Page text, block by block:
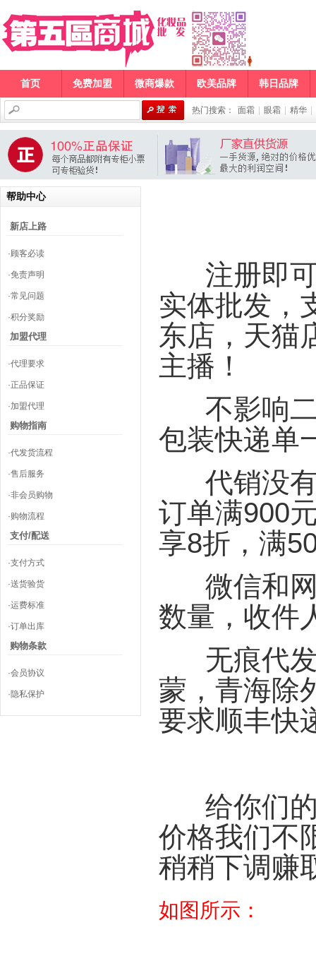
首页 免费加盟 微商爆款 欧美品牌 韩日品牌
热门搜索： 面霜 眼霜 精华
帮助中心
新店上路
·顾客必读
·免责声明
·常见问题
·积分奖励
加盟代理
·代理要求
·正品保证
·加盟代理
购物指南
·代发货流程
·售后服务
·非会员购物
·购物流程
支付/配送
·支付方式
·送货验货
·运费标准
·订单出库
购物条款
·会员协议
·隐私保护
注册即
实体批发，
东店，天猫
主播！
不影响
包装快递单
代销没
订单满900
享8折，满
微信和
数量，收件
无痕代发
蒙，青海除
要求顺丰快
给你们的
价格我们不
稍稍下调赚
如图所示：